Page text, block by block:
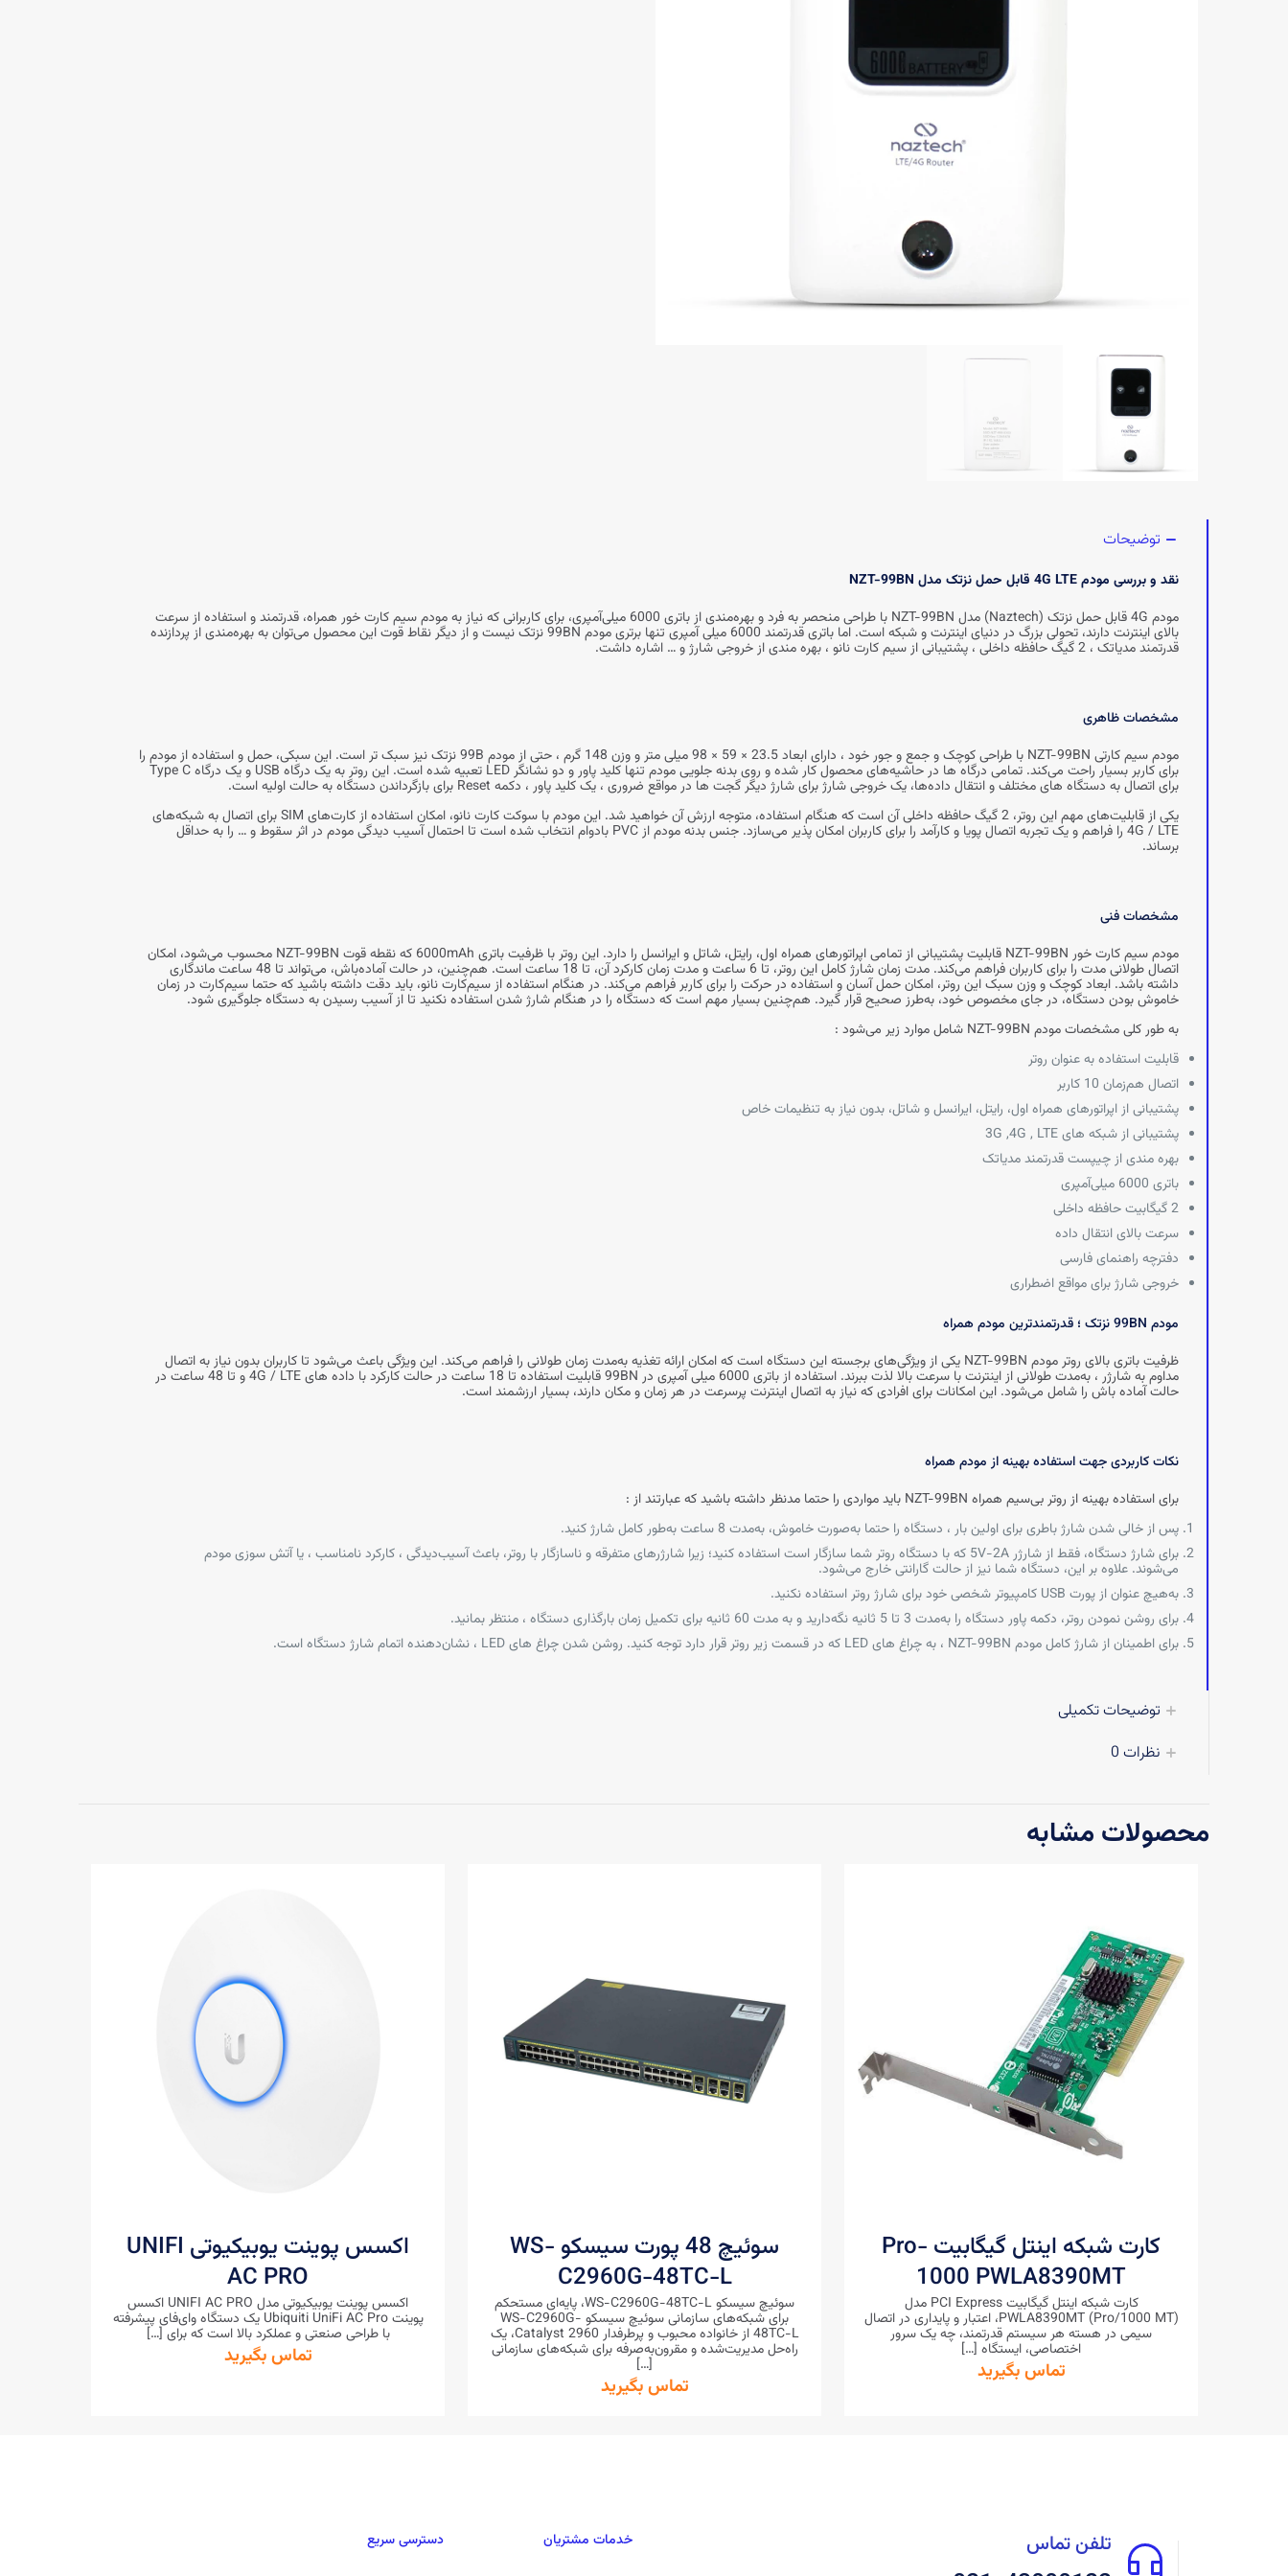
توضیحات
نقد و بررسی مودم 4G LTE قابل حمل نزتک مدل NZT-99BN
مودم 4G قابل حمل نزتک (Naztech) مدل NZT-99BN با طراحی منحصر به‌ فرد و بهره‌مندی از باتری 6000 میلی‌آمپری، برای کاربرانی که نیاز به مودم سیم کارت خور همراه، قدرتمند و استفاده از سرعت
بالای اینترنت دارند، تحولی بزرگ در دنیای اینترنت و شبکه است. اما باتری قدرتمند 6000 میلی آمپری تنها برتری مودم 99BN نزتک نیست و از دیگر نقاط قوت این محصول می‌توان به بهره‌مندی از پردازنده
قدرتمند مدیاتک ، 2 گیگ حافظه داخلی ، پشتیبانی از سیم کارت نانو ، بهره‌ مندی از خروجی شارژ و … اشاره داشت.
مشخصات ظاهری
مودم سیم کارتی NZT-99BN با طراحی کوچک و جمع‌ و جور خود ، دارای ابعاد 23.5 × 59 × 98 میلی متر و وزن 148 گرم ، حتی از مودم 99B نزتک نیز سبک‌ تر است. این سبکی، حمل و استفاده از مودم را
برای کاربر بسیار راحت می‌کند. تمامی درگاه ها در حاشیه‌های محصول کار شده و روی بدنه جلویی مودم تنها کلید پاور و دو نشانگر LED تعبیه شده است. این روتر به یک درگاه USB و یک درگاه Type C
برای اتصال به دستگاه‌ های مختلف و انتقال داده‌ها، یک خروجی شارژ برای شارژ دیگر گجت‌ ها در مواقع ضروری ، یک کلید پاور ، دکمه Reset برای بازگرداندن دستگاه به حالت اولیه است.
یکی از قابلیت‌های مهم این روتر، 2 گیگ حافظه داخلی آن است که هنگام استفاده، متوجه ارزش آن خواهید شد. این مودم با سوکت کارت نانو، امکان استفاده از کارت‌های SIM برای اتصال به شبکه‌های
4G / LTE را فراهم و یک تجربه اتصال پویا و کارآمد را برای کاربران امکان‌ پذیر می‌سازد. جنس بدنه مودم از PVC بادوام انتخاب شده است تا احتمال آسیب دیدگی مودم در اثر سقوط و … را به حداقل
برساند.
مشخصات فنی
مودم سیم کارت خور NZT-99BN قابلیت پشتیبانی از تمامی اپراتورهای همراه اول، رایتل، شاتل و ایرانسل را دارد. این روتر با ظرفیت باتری 6000mAh که نقطه قوت NZT-99BN محسوب می‌شود، امکان
اتصال طولانی مدت را برای کاربران فراهم می‌کند. مدت زمان شارژ کامل این روتر، تا 6 ساعت و مدت زمان کارکرد آن، تا 18 ساعت است. هم‌چنین، در حالت آماده‌باش، می‌تواند تا 48 ساعت ماندگاری
داشته باشد. ابعاد کوچک و وزن سبک این روتر، امکان حمل آسان و استفاده در حرکت را برای کاربر فراهم می‌کند. در هنگام استفاده از سیم‌کارت نانو، باید دقت داشته باشید که حتما سیم‌کارت در زمان
خاموش بودن دستگاه، در جای مخصوص خود، به‌طرز صحیح قرار گیرد. هم‌چنین بسیار مهم است که دستگاه را در هنگام شارژ شدن استفاده نکنید تا از آسیب رسیدن به دستگاه جلوگیری شود.
به‌ طور کلی مشخصات مودم NZT-99BN شامل موارد زیر می‌شود :
قابلیت استفاده به‌ عنوان روتر
اتصال هم‌زمان 10 کاربر
پشتیبانی از اپراتورهای همراه اول، رایتل، ایرانسل و شاتل، بدون نیاز به تنظیمات خاص
پشتیبانی از شبکه‌ های 3G ,4G , LTE
بهره‌ مندی از چیپست قدرتمند مدیاتک
باتری 6000 میلی‌آمپری
2 گیگابیت حافظه داخلی
سرعت بالای انتقال داده
دفترچه راهنمای فارسی
خروجی شارژ برای مواقع اضطراری
مودم 99BN نزتک ؛ قدرتمندترین مودم همراه
ظرفیت باتری بالای روتر مودم NZT-99BN یکی از ویژگی‌های برجسته این دستگاه است که امکان ارائه تغذیه به‌مدت زمان طولانی را فراهم می‌کند. این ویژگی باعث می‌شود تا کاربران بدون نیاز به اتصال
مداوم به شارژر ، به‌مدت طولانی از اینترنت با سرعت بالا لذت ببرند. استفاده از باتری 6000 میلی‌ آمپری در 99BN قابلیت استفاده تا 18 ساعت در حالت کارکرد با داده‌ های 4G / LTE و تا 48 ساعت در
حالت آماده‌ باش را شامل می‌شود. این امکانات برای افرادی که نیاز به اتصال اینترنت پرسرعت در هر زمان و مکان دارند، بسیار ارزشمند است.
نکات کاربردی جهت استفاده بهینه از مودم همراه
برای استفاده بهینه از روتر بی‌سیم همراه NZT-99BN باید مواردی را حتما مدنظر داشته باشید که عبارتند از :
پس از خالی شدن شارژ باطری برای اولین بار ، دستگاه را حتما به‌صورت خاموش، به‌مدت 8 ساعت به‌طور کامل شارژ کنید.
برای شارژ دستگاه، فقط از شارژر 5V-2A که با دستگاه روتر شما سازگار است استفاده کنید؛ زیرا شارژرهای متفرقه و ناسازگار با روتر، باعث آسیب‌دیدگی ، کارکرد نامناسب ، یا آتش‌ سوزی مودم
می‌شوند. علاوه بر این، دستگاه شما نیز از حالت گارانتی خارج می‌شود.
به‌هیچ عنوان از پورت USB کامپیوتر شخصی خود برای شارژ روتر استفاده نکنید.
برای روشن نمودن روتر، دکمه پاور دستگاه را به‌مدت 3 تا 5 ثانیه نگه‌دارید و به مدت 60 ثانیه برای تکمیل زمان بارگذاری دستگاه ، منتظر بمانید.
برای اطمینان از شارژ کامل مودم NZT-99BN ، به چراغ‌ های LED که در قسمت زیر روتر قرار دارد توجه کنید. روشن شدن چراغ‌ های LED ، نشان‌دهنده اتمام شارژ دستگاه است.
توضیحات تکمیلی
نظرات 0
محصولات مشابه
کارت شبکه اینتل گیگابیت Pro-
1000 PWLA8390MT
کارت شبکه اینتل گیگابیت PCI Express مدل
PWLA8390MT (Pro/1000 MT)، اعتبار و پایداری در اتصال
سیمی در هسته هر سیستم قدرتمند، چه یک سرور
اختصاصی، ایستگاه[…]
تماس بگیرید
سوئیچ 48 پورت سیسکو WS-
C2960G-48TC-L
سوئیچ سیسکو WS-C2960G-48TC-L، پایه‌ای مستحکم
برای شبکه‌های سازمانی سوئیچ سیسکو WS-C2960G-
48TC-L از خانواده محبوب و پرطرفدار Catalyst 2960، یک
راه‌حل مدیریت‌شده و مقرون‌به‌صرفه برای شبکه‌های سازمانی
[…]
تماس بگیرید
اکسس پوینت یوبیکیوتی UNIFI
AC PRO
اکسس پوینت یوبیکیوتی مدل UNIFI AC PRO اکسس
پوینت Ubiquiti UniFi AC Pro یک دستگاه وای‌فای پیشرفته
با طراحی صنعتی و عملکرد بالا است که برای […]
تماس بگیرید
تلفن تماس خدمات مشتریان دسترسی سریع